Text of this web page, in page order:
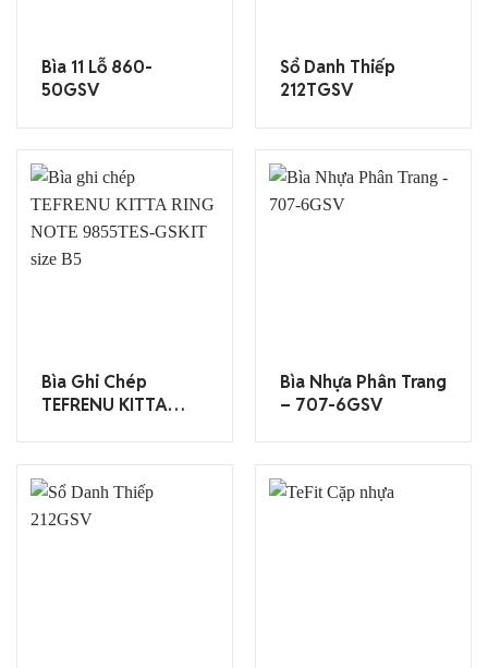
Bìa 11 Lỗ 860-
50GSV
Sổ Danh Thiếp
212TGSV
Bìa Ghi Chép
TEFRENU KITTA
Size B5
Bìa Nhựa Phân Trang
– 707-6GSV